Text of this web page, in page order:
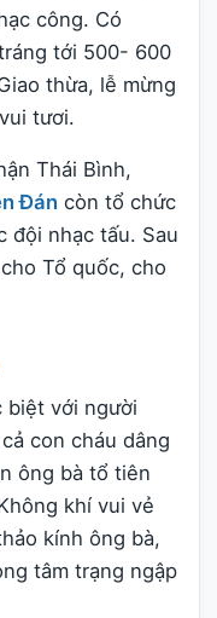
công. Có
tới 500- 600
thừa, lễ mừng
tươi.
Thái Bình,
Đán còn tổ chức
đội nhạc tấu. Sau
Tổ quốc, cho
biệt với người
con cháu dâng
ông bà tổ tiên
khí vui vẻ
kính ông bà,
tâm trạng ngập